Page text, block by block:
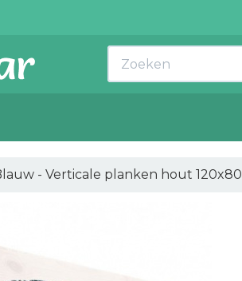
Zoeken
- Verticale planken hout 120x80